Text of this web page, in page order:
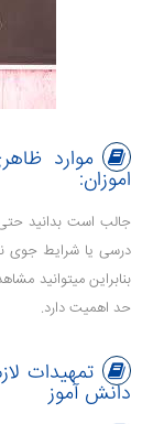
موارد
اموزان:
جالب است بدانید
درسی یا شرایط جوی
بنابراین میتوانید
حد اهمیت دارد.
تمهیدات
دانش آموز